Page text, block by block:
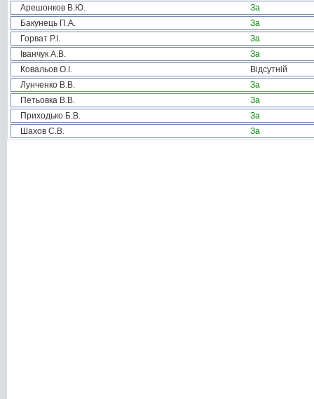
Арешонков В.Ю.
За
Бакунець П.А.
За
Горват Р.І.
За
Іванчук А.В.
За
Ковальов О.І.
Відсутній
Лунченко В.В.
За
Петьовка В.В.
За
Приходько Б.В.
За
Шахов С.В.
За